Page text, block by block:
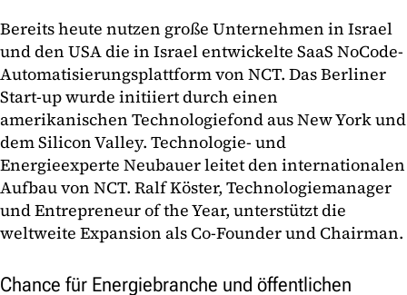
Bereits heute nutzen große Unternehmen in Israel
und den USA die in Israel entwickelte SaaS NoCode-
Automatisierungsplattform von NCT. Das Berliner
Start-up wurde initiiert durch einen
amerikanischen Technologiefond aus New York und
dem Silicon Valley. Technologie- und
Energieexperte Neubauer leitet den internationalen
Aufbau von NCT. Ralf Köster, Technologiemanager
und Entrepreneur of the Year, unterstützt die
weltweite Expansion als Co-Founder und Chairman.
Chance für Energiebranche und öffentlichen